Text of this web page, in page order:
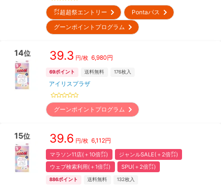
㌽超超祭エントリー
Pontaパス
グーンポイントプログラム
14位 39.3 円/枚 6,980円
69ポイント 送料無料 176枚入
アイリスプラザ
グーンポイントプログラム
15位 39.6 円/枚 6,112円
マラソン11店(＋10倍㌽)
ジャンルSALE(＋2倍㌽)
ウェブ検索利用(＋1倍㌽)
SPU(＋2倍㌽)
886ポイント 送料無料 132枚入